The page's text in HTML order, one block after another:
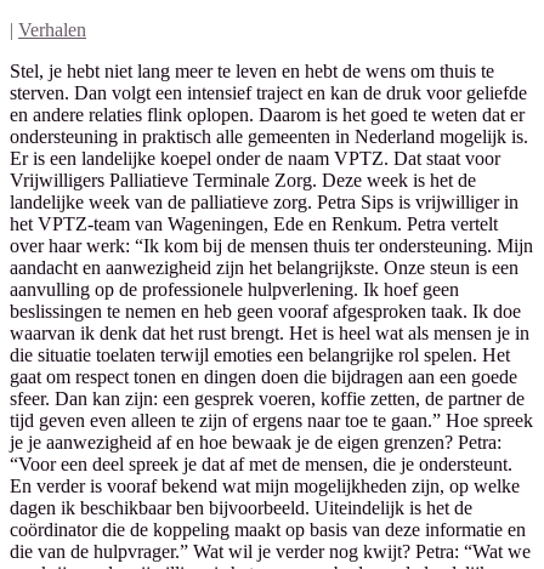
| Verhalen
Stel, je hebt niet lang meer te leven en hebt de wens om thuis te
sterven. Dan volgt een intensief traject en kan de druk voor geliefde
en andere relaties flink oplopen. Daarom is het goed te weten dat er
ondersteuning in praktisch alle gemeenten in Nederland mogelijk is.
Er is een landelijke koepel onder de naam VPTZ. Dat staat voor
Vrijwilligers Palliatieve Terminale Zorg. Deze week is het de
landelijke week van de palliatieve zorg. Petra Sips is vrijwilliger in
het VPTZ-team van Wageningen, Ede en Renkum. Petra vertelt
over haar werk: “Ik kom bij de mensen thuis ter ondersteuning. Mijn
aandacht en aanwezigheid zijn het belangrijkste. Onze steun is een
aanvulling op de professionele hulpverlening. Ik hoef geen
beslissingen te nemen en heb geen vooraf afgesproken taak. Ik doe
waarvan ik denk dat het rust brengt. Het is heel wat als mensen je in
die situatie toelaten terwijl emoties een belangrijke rol spelen. Het
gaat om respect tonen en dingen doen die bijdragen aan een goede
sfeer. Dan kan zijn: een gesprek voeren, koffie zetten, de partner de
tijd geven even alleen te zijn of ergens naar toe te gaan.” Hoe spreek
je je aanwezigheid af en hoe bewaak je de eigen grenzen? Petra:
“Voor een deel spreek je dat af met de mensen, die je ondersteunt.
En verder is vooraf bekend wat mijn mogelijkheden zijn, op welke
dagen ik beschikbaar ben bijvoorbeeld. Uiteindelijk is het de
coördinator die de koppeling maakt op basis van deze informatie en
die van de hulpvrager.” Wat wil je verder nog kwijt? Petra: “Wat we